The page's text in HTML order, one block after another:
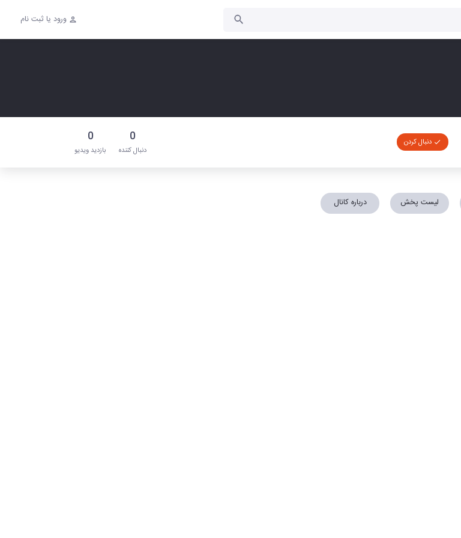
ورود یا ثبت نام
دنبال کردن 0
دنبال‌ کننده
0
بازدید ویدیو
لیست پخش درباره کانال